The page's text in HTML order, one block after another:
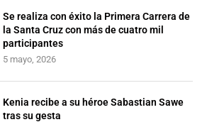
Se realiza con éxito la Primera Carrera de
la Santa Cruz con más de cuatro mil
participantes
5 mayo, 2026
Kenia recibe a su héroe Sabastian Sawe
tras su gesta